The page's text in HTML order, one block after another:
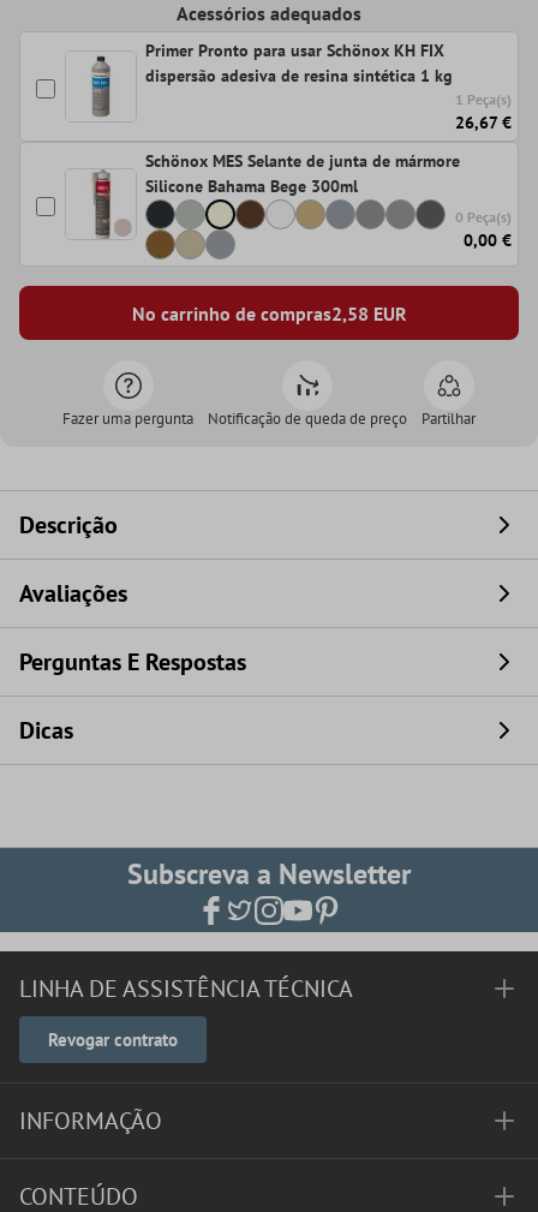
Acessórios adequados
Primer Pronto para usar Schönox KH FIX
dispersão adesiva de resina sintética 1 kg
1 Peça(s)
26,67 €
Schönox MES Selante de junta de mármore
Silicone Bahama Bege 300ml
0 Peça(s)
0,00 €
No carrinho de compras2,58 EUR
Fazer uma pergunta Notificação de queda de preço Partilhar
Descrição
Avaliações
Perguntas E Respostas
Dicas
Subscreva a Newsletter
LINHA DE ASSISTÊNCIA TÉCNICA
Revogar contrato
INFORMAÇÃO
CONTEÚDO